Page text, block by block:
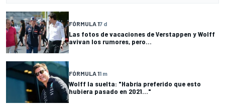
FÓRMULA 17 d
Las fotos de vacaciones de Verstappen y Wolff
avivan los rumores, pero...
FÓRMULA 11 m
Wolff la suelta: "Habría preferido que esto
hubiera pasado en 2021..."